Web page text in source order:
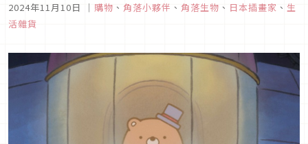
任《角落小夥伴》角色設計的插畫家「よこみぞゆり」，全新原
創作品「なんでもいきもの」，一同來深入了解這位插畫家的療
2024年11月10日 ｜ 購物 、 角落小夥伴 、 角落生物 、 日本插畫家 、 生
活雜貨